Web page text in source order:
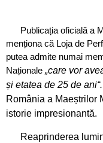
Publicația oficială a
menționa că Loja de
putea admite numai
Naționale „care vor
și etatea de 25 de ani“.
România a Maeștrilor
istorie impresionantă.
Reaprinderea